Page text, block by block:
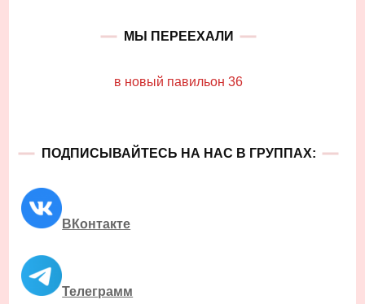
МЫ ПЕРЕЕХАЛИ
в новый павильон 36
ПОДПИСЫВАЙТЕСЬ НА НАС В ГРУППАХ:
ВКонтакте
Телеграмм